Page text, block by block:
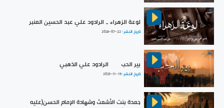
لوعة الزهراء _ الرادود علي عبد الحسين العنبر
تاريخ النشر :2026-07-22
بير الحب | الرادود علي الذهبي
تاريخ النشر :2025-11-19
جعدة بنت الأشعث وشهادة الإمام الحسن(عليه